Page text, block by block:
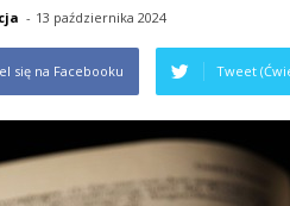
- 13 października 2024
się na Facebooku Tweet